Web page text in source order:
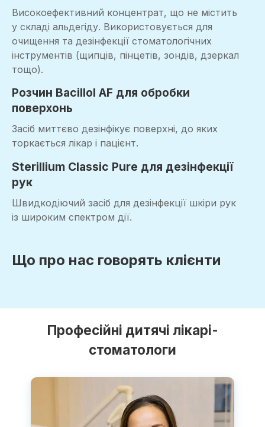
Високоефективний концентрат, що не містить
у складі альдегіду. Використовується для
очищення та дезінфекції стоматологічних
інструментів (щипців, пінцетів, зондів, дзеркал
тощо).
Розчин Bacillol AF для обробки
поверхонь
Засіб миттєво дезінфікує поверхні, до яких
торкається лікар і пацієнт.
Sterillium Classic Pure для дезінфекції
рук
Швидкодіючий засіб для дезінфекції шкіри рук
із широким спектром дії.
Що про нас говорять клієнти
Професійні дитячі лікарі-
стоматологи